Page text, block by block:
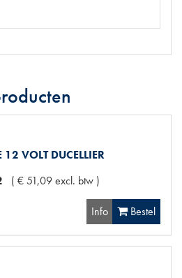
VOLT DUCELLIER
( €51,09excl. btw )
Info Bestel